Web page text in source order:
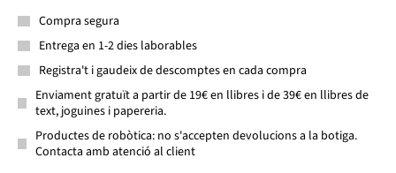
Compra segura
Entrega en 1-2 dies laborables
Registra't i gaudeix de descomptes en cada compra
Enviament gratuït a partir de 19€ en llibres i de 39€ en llibres de
text, joguines i papereria.
Productes de robòtica: no s'accepten devolucions a la botiga.
Contacta amb atenció al client